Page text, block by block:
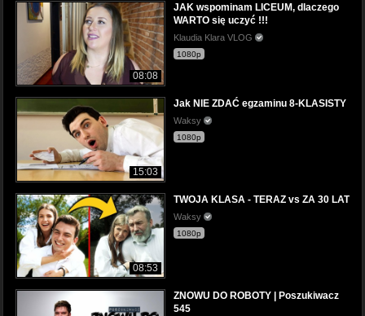
08:08
JAK wspominam LICEUM, dlaczego
WARTO się uczyć !!!
Klaudia Klara VLOG
1080p
15:03
Jak NIE ZDAĆ egzaminu 8-KLASISTY
Waksy
1080p
08:53
TWOJA KLASA - TERAZ vs ZA 30 LAT
Waksy
1080p
ZNOWU DO ROBOTY | Poszukiwacz
545